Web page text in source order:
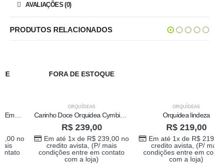
AVALIAÇÕES (0)
PRODUTOS RELACIONADOS
FORA DE ESTOQUE
ORQUÍDEAS
Carinho Doce Orquidea Cymbidium
239,00
Em até 1x deR$239,00no
credito avista, (P/ mais
condições entre em contato
com a loja)
ORQUÍDEAS
Orquidea lindeza
219,00
Em até 1x deR$219,00no
credito avista, (P/ mais
condições entre em contato
com a loja)